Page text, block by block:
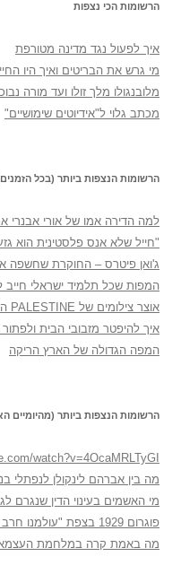
הרשומות הכי נצפות
איך לפעול נגד מדינה מטורפת
מי גרש את הבריטים ואיך היו
מלובנגולו מלך זולו ועד מורה
מכתב גלוי ל"אידיוטים שימושיים"
הרשומות הנצפות ביותר (בכל
למה הדירה אמו של אורי
"חייל שלא אנס פלסטינית הוא
ג'ואן פיטרס – החוקרת שחשפה
המפות שכל תלמיד ישראלי חייב
אוצר צילומים של PALESTINE הריקה
איך להיפטר מזבובי הבית ולפתור
המפה הגדולה של הארץ הריקה
הרשומות הנצפות ביותר (מהיומיים
watch?v=4OcaMRLTyGI
מה בין אברהם לינקולן לנפתלי
מי האשמים בעינוי הדין שנגרם
פוגרום 1929 בצפת "עולמנו חרב עלינו"
מה באמת קרה במלחמת